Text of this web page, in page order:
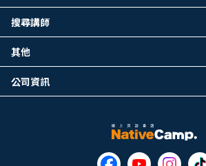
搜尋講師
其他
公司資訊